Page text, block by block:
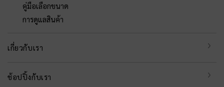
คู่มือเลือกขนาด
การดูแลสินค้า
เกี่ยวกับเรา
ช้อปปิ้งกับเรา